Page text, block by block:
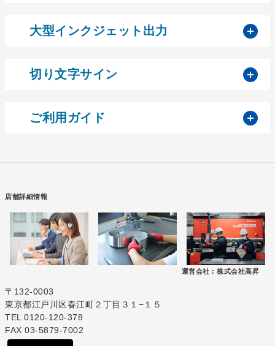
大型インクジェット出力
切り文字サイン
ご利用ガイド
店舗詳細情報
運営会社 : 株式会社高昇
〒132-0003
東京都江戸川区春江町２丁目３１−１５
TEL 0120-120-378
FAX 03-5879-7002